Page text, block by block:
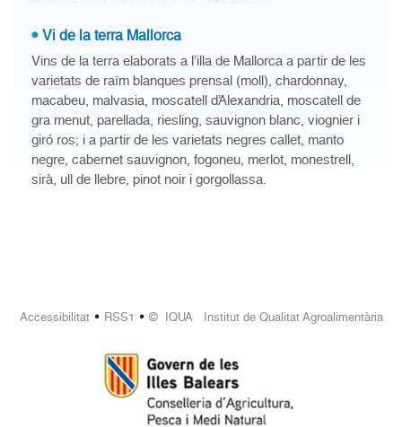
Vi de la terra Mallorca
Vins de la terra elaborats a l’illa de Mallorca a partir de les
varietats de raïm blanques prensal (moll), chardonnay,
macabeu, malvasia, moscatell d’Alexandria, moscatell de
gra menut, parellada, riesling, sauvignon blanc, viognier i
giró ros; i a partir de les varietats negres callet, manto
negre, cabernet sauvignon, fogoneu, merlot, monestrell,
sirà, ull de llebre, pinot noir i gorgollassa.
Accessibilitat• RSS1 • © IQUA Institut de Qualitat Agroalimentària